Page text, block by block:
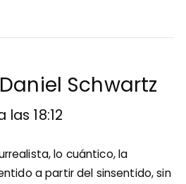
Schwartz
18:12
lo cuántico, la
a partir del sinsentido, sin